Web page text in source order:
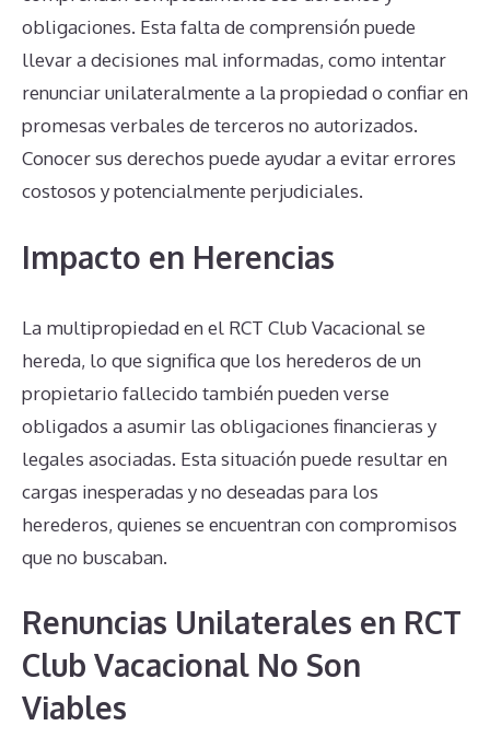
obligaciones. Esta falta de comprensión puede
llevar a decisiones mal informadas, como intentar
renunciar unilateralmente a la propiedad o confiar en
promesas verbales de terceros no autorizados.
Conocer sus derechos puede ayudar a evitar errores
costosos y potencialmente perjudiciales.
Impacto en Herencias
La multipropiedad en el RCT Club Vacacional se
hereda, lo que significa que los herederos de un
propietario fallecido también pueden verse
obligados a asumir las obligaciones financieras y
legales asociadas. Esta situación puede resultar en
cargas inesperadas y no deseadas para los
herederos, quienes se encuentran con compromisos
que no buscaban.
Renuncias Unilaterales en RCT
Club Vacacional No Son
Viables